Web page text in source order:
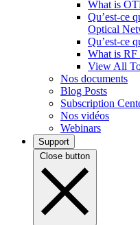
What is
Qu’est-ce
Optical
Qu’est-ce
What is RF
View All
Nos documents
Blog Posts
Subscription
Nos vidéos
Webinars
Support
Close button